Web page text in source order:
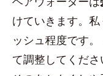
けていきます。
ッシュ程度です
て調整してくださ